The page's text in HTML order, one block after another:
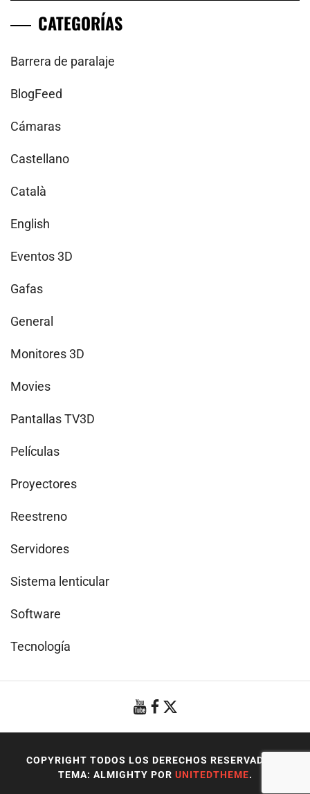
CATEGORÍAS
Barrera de paralaje
BlogFeed
Cámaras
Castellano
Català
English
Eventos 3D
Gafas
General
Monitores 3D
Movies
Pantallas TV3D
Películas
Proyectores
Reestreno
Servidores
Sistema lenticular
Software
Tecnología
COPYRIGHT TODOS LOS DERECHOS RESERVADOS
TEMA: ALMIGHTY POR UNITEDTHEME.